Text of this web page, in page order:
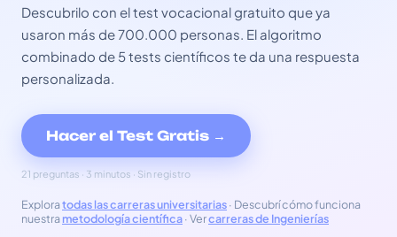
Descubrilo con el test vocacional gratuito que ya
usaron más de 700.000 personas. El algoritmo
combinado de 5 tests científicos te da una respuesta
personalizada.
Hacer el Test Gratis →
21 preguntas · 3 minutos · Sin registro
Exploratodas las carreras universitarias· Descubrí cómo funciona
nuestra metodología científica· Vercarreras de Ingenierías